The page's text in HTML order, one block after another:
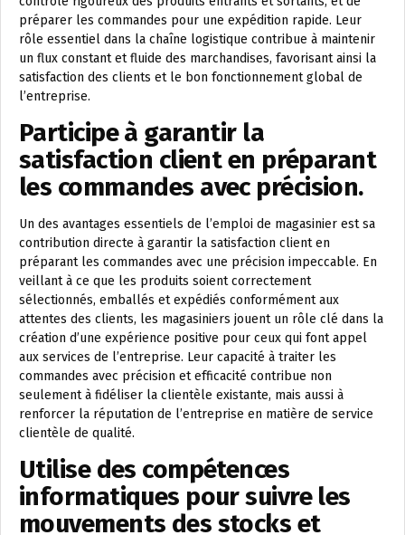
préparer les commandes pour une expédition rapide. Leur
rôle essentiel dans la chaîne logistique contribue à maintenir
un flux constant et fluide des marchandises, favorisant ainsi la
satisfaction des clients et le bon fonctionnement global de
l’entreprise.
Participe à garantir la
satisfaction client en préparant
les commandes avec précision.
Un des avantages essentiels de l’emploi de magasinier est sa
contribution directe à garantir la satisfaction client en
préparant les commandes avec une précision impeccable. En
veillant à ce que les produits soient correctement
sélectionnés, emballés et expédiés conformément aux
attentes des clients, les magasiniers jouent un rôle clé dans la
création d’une expérience positive pour ceux qui font appel
aux services de l’entreprise. Leur capacité à traiter les
commandes avec précision et efficacité contribue non
seulement à fidéliser la clientèle existante, mais aussi à
renforcer la réputation de l’entreprise en matière de service
clientèle de qualité.
Utilise des compétences
informatiques pour suivre les
mouvements des stocks et